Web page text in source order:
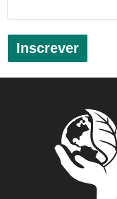
Inscrever